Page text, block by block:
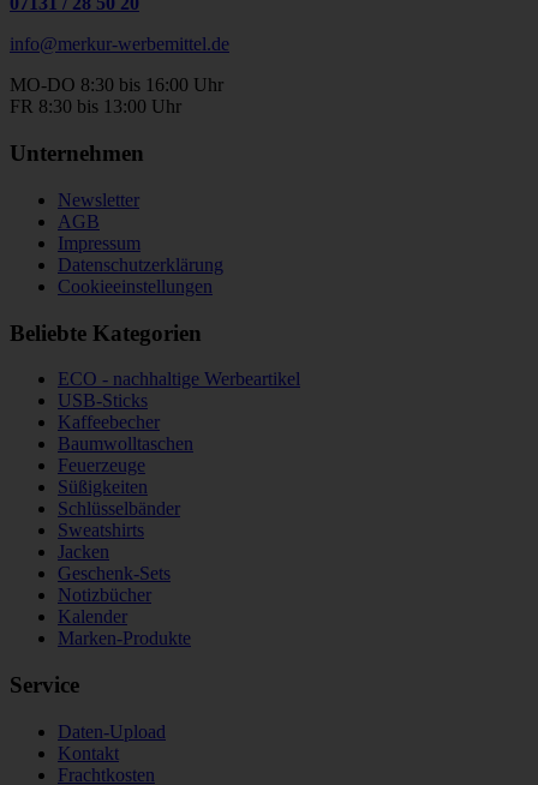
info@merkur-werbemittel.de
MO-DO 8:30 bis 16:00 Uhr
FR 8:30 bis 13:00 Uhr
Unternehmen
Newsletter
AGB
Impressum
Datenschutzerklärung
Cookieeinstellungen
Beliebte Kategorien
ECO - nachhaltige Werbeartikel
USB-Sticks
Kaffeebecher
Baumwolltaschen
Feuerzeuge
Süßigkeiten
Schlüsselbänder
Sweatshirts
Jacken
Geschenk-Sets
Notizbücher
Kalender
Marken-Produkte
Service
Daten-Upload
Kontakt
Frachtkosten